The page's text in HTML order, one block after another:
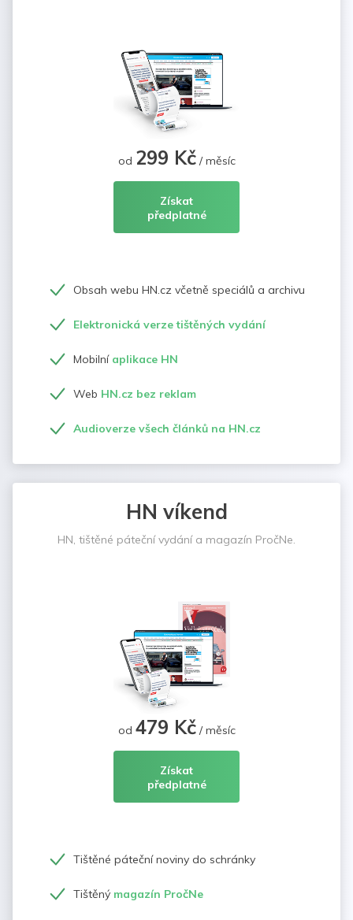
od 299 Kč/ měsíc
Získat
předplatné
Obsah webu HN.cz včetně speciálů a archivu
Elektronická verze tištěných vydání
Mobilní aplikace HN
Web HN.cz bez reklam
Audioverze všech článků na HN.cz
HN víkend
HN, tištěné páteční vydání a magazín PročNe.
od 479 Kč/ měsíc
Získat
předplatné
Tištěné páteční noviny do schránky
Tištěný magazín PročNe